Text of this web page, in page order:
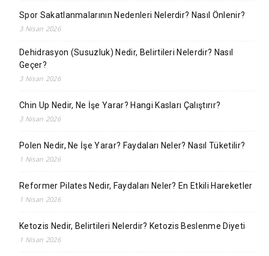
Spor Sakatlanmalarının Nedenleri Nelerdir? Nasıl Önlenir?
3 Nisan 2026
Dehidrasyon (Susuzluk) Nedir, Belirtileri Nelerdir? Nasıl
Geçer?
3 Nisan 2026
Chin Up Nedir, Ne İşe Yarar? Hangi Kasları Çalıştırır?
3 Nisan 2026
Polen Nedir, Ne İşe Yarar? Faydaları Neler? Nasıl Tüketilir?
1 Nisan 2026
Reformer Pilates Nedir, Faydaları Neler? En Etkili Hareketler
1 Nisan 2026
Ketozis Nedir, Belirtileri Nelerdir? Ketozis Beslenme Diyeti
1 Nisan 2026